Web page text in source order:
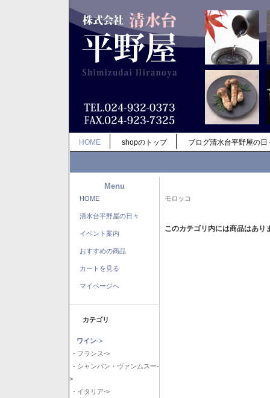
HOME shopのトップ ブログ清水台平野屋の日
Menu
HOME
清水台平野屋の日々
イベント案内
おすすめの商品
カートを見る
マイページへ
カテゴリ
ワイン->
- フランス->
- シャンパン・ヴァンムスー-
>
- イタリア->
モロッコ
このカテゴリ内には商品はあり